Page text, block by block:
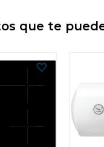
que te